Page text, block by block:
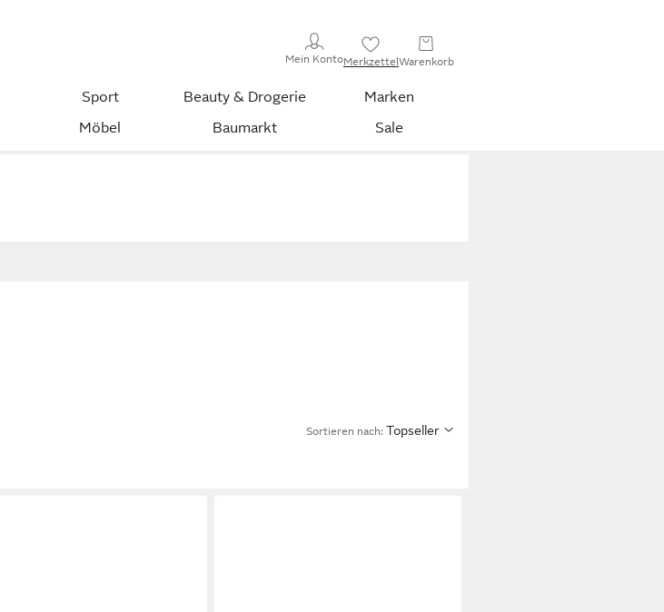
Mein KontoMerkzettelWarenkorb
Sport Beauty & Drogerie
Marken
Möbel Baumarkt Sale
Sortieren nach: Topseller